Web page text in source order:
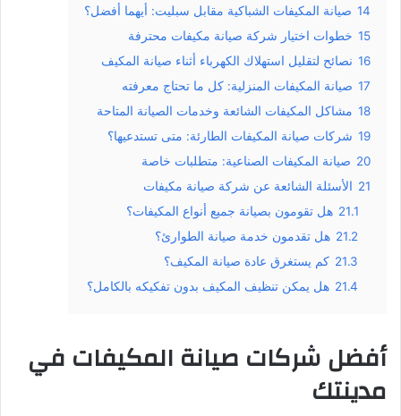
14 صيانة المكيفات الشباكية مقابل سبليت: أيهما أفضل؟
15 خطوات اختيار شركة صيانة مكيفات محترفة
16 نصائح لتقليل استهلاك الكهرباء أثناء صيانة المكيف
17 صيانة المكيفات المنزلية: كل ما تحتاج معرفته
18 مشاكل المكيفات الشائعة وخدمات الصيانة المتاحة
19 شركات صيانة المكيفات الطارئة: متى تستدعيها؟
20 صيانة المكيفات الصناعية: متطلبات خاصة
21 الأسئلة الشائعة عن شركة صيانة مكيفات
21.1 هل تقومون بصيانة جميع أنواع المكيفات؟
21.2 هل تقدمون خدمة صيانة الطوارئ؟
21.3 كم يستغرق عادة صيانة المكيف؟
21.4 هل يمكن تنظيف المكيف بدون تفكيكه بالكامل؟
أفضل شركات صيانة المكيفات في
مدينتك